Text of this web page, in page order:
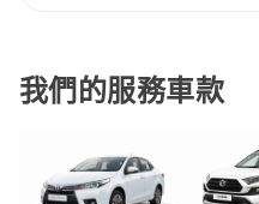
我們的服務車款